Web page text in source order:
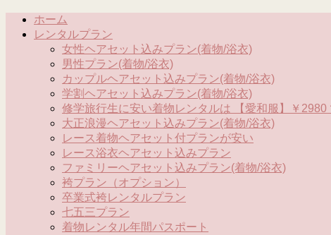
ホーム
レンタルプラン
女性ヘアセット込みプラン(着物/浴衣)
男性プラン(着物/浴衣)
カップルヘアセット込みプラン(着物/浴衣)
学割ヘアセット込みプラン(着物/浴衣)
修学旅行生に安い着物レンタルは 【愛和服】￥2980
大正浪漫ヘアセット込みプラン(着物/浴衣)
レース着物ヘアセット付プランが安い
レース浴衣ヘアセット込みプラン
ファミリーヘアセット込みプラン(着物/浴衣)
袴プラン（オプション）
卒業式袴レンタルプラン
七五三プラン
着物レンタル年間パスポート